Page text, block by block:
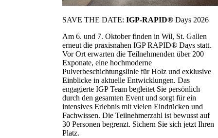
SAVE THE DATE: IGP-RAPID® Days 2026
Am 6. und 7. Oktober finden in Wil, St. Gallen
erneut die praxisnahen IGP RAPID® Days statt.
Vor Ort erwarten die Teilnehmenden über 200
Exponate, eine hochmoderne
Pulverbeschichtungslinie für Holz und exklusive
Einblicke in aktuelle Entwicklungen. Das
engagierte IGP Team begleitet Sie persönlich
durch den gesamten Event und sorgt für ein
intensives Erlebnis mit vielen Eindrücken und
Fachwissen. Die Teilnehmerzahl ist bewusst auf
30 Personen begrenzt. Sichern Sie sich jetzt Ihren
Platz.